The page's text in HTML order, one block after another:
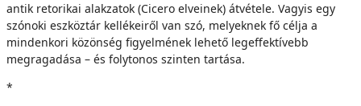
antik retorikai alakzatok (Cicero elveinek) átvétele. Vagyis egy
szónoki eszköztár kellékeiről van szó, melyeknek fő célja a
mindenkori közönség figyelmének lehető legeffektívebb
megragadása – és folytonos szinten tartása.
*